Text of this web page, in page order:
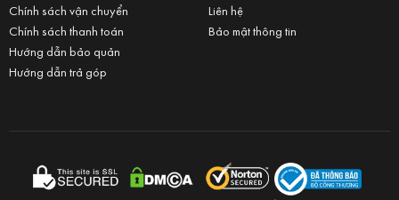
Chính sách vận chuyển
Chính sách thanh toán
Hướng dẫn bảo quản
Hướng dẫn trả góp
Liên hệ
Bảo mật thông tin